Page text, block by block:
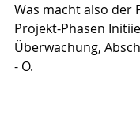
Was macht also der
Projekt-Phasen
Überwachung,
- O.